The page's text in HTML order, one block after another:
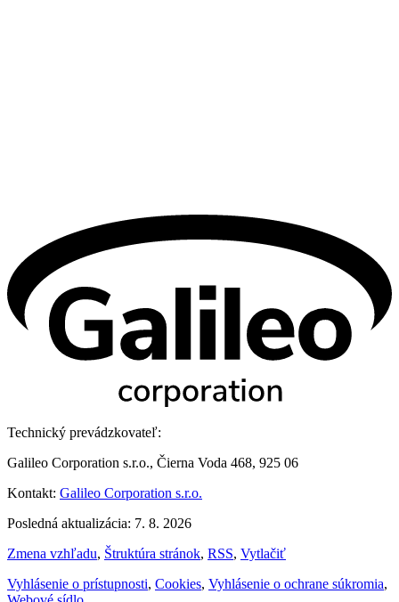
Technický prevádzkovateľ:
Galileo Corporation s.r.o., Čierna Voda 468, 925 06
Kontakt: Galileo Corporation s.r.o.
Posledná aktualizácia: 7. 8. 2026
Zmena vzhľadu, Štruktúra stránok, RSS, Vytlačiť
Vyhlásenie o prístupnosti, Cookies, Vyhlásenie o ochrane súkromia,